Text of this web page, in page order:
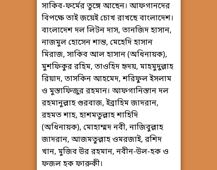
সাকিব-ফর্মের তুঙ্গে আছেন। আফগানদের
বিপক্ষে তাই জয়েই চোখ রাখছে বাংলাদেশ।
বাংলাদেশ দল লিটন দাস, তানজিদ হাসান,
নাজমুল হোসেন শান্ত, মেহেদি হাসান
মিরাজ, সাকিব আল হাসান (অধিনায়ক),
মুশফিকুর রহিম, তাওহিদ হৃদয়, মাহমুদুল্লাহ
রিয়াদ, তাসকিন আহমেদ, শরিফুল ইসলাম
ও মুস্তাফিজুর রহমান। আফগানিস্তান দল
রহমানুল্লাহ গুরবাজ, ইব্রাহিম জাদরান,
রহমত শাহ, হাশমতুল্লাহ শাহিদি
(অধিনায়ক), মোহাম্মদ নবী, নাজিবুল্লাহ
জাদরান, আজমতুল্লাহ ওমরজাই, রশিদ
খান, মুজিব উর রহমান, নবীন-উল-হক ও
ফজল হক ফারুকী।